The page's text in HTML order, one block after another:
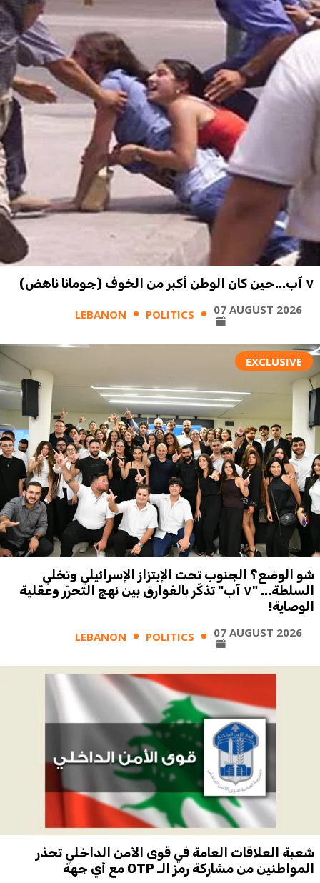
٧ آب...حين كان الوطن أكبر من الخوف (جومانا ناهض)
LEBANON POLITICS 07 AUGUST 2026
EXCLUSIVE
شو الوضع؟ الجنوب تحت الإبتزاز الإسرائيلي وتخلي
السلطة... "٧ آب" تذكّر بالفوارق بين نهج التحرّر وعقلية
الوصاية!
LEBANON POLITICS 07 AUGUST 2026
شعبة العلاقات العامة في قوى الأمن الداخلي تحذر
المواطنين من مشاركة رمز الـ OTP مع أي جهة